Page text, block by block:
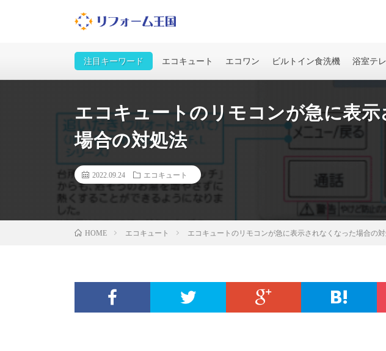
注目キーワード エコキュート エコワン ビルトイン食洗機 浴室テ
エコキュートのリモコンが急に表
場合の対処法
2022.09.24 エコキュート
HOME エコキュート エコキュートのリモコンが急に表示されなくなった場合の